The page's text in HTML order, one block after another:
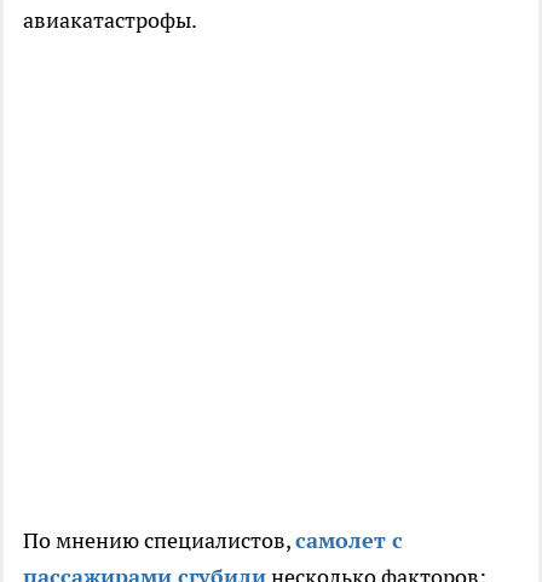
авиакатастрофы.
По мнению специалистов,самолет с